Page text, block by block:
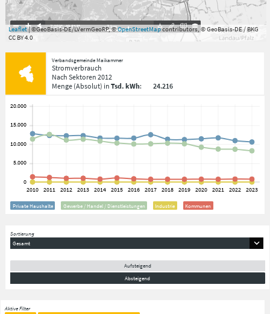
7.059°,49.813° 3km
Leaflet| ©GeoBasis-DE/LVermGeoRP, ©OpenStreetMapcontributors, © GeoBasis-DE / BKG
CC BY 4.0
Verbandsgemeinde Maikammer
Stromverbrauch
Nach Sektoren 2012
Menge(Absolut) in Tsd. kWh: 24.216
Private Haushalte Gewerbe / Handel / Dienstleistungen Industrie Kommunen
Sortierung
Gesamt
Aufsteigend
Absteigend
Aktive Filter